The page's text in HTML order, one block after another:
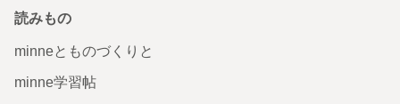
読みもの
minneとものづくりと
minne学習帖